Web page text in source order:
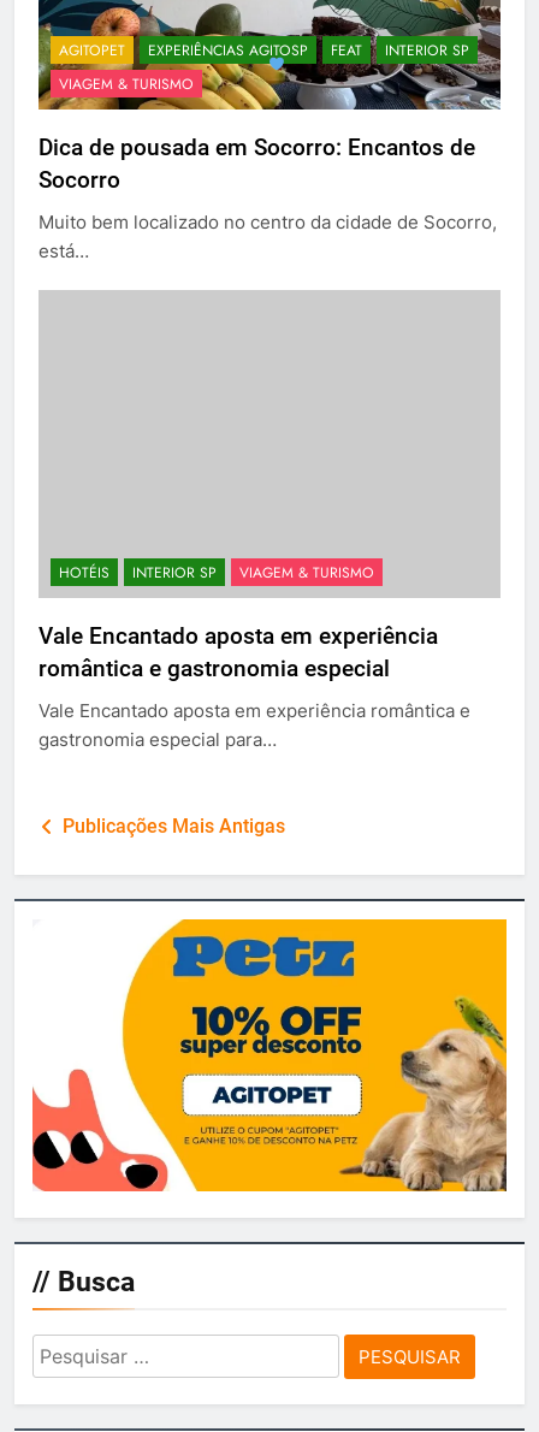
AGITOPET EXPERIÊNCIAS AGITOSP FEAT
INTERIOR SP
VIAGEM & TURISMO
Dica de pousada em Socorro: Encantos de
Socorro
Muito bem localizado no centro da cidade de Socorro,
está…
HOTÉIS INTERIOR SP VIAGEM & TURISMO
Vale Encantado aposta em experiência
romântica e gastronomia especial
Vale Encantado aposta em experiência romântica e
gastronomia especial para…
Navegação
por
posts
Publicações Mais Antigas
// Busca
Pesquisar
por: